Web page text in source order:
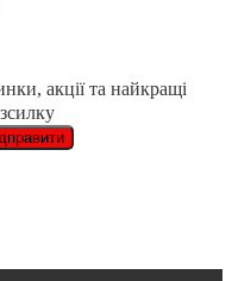
акції та найкращі